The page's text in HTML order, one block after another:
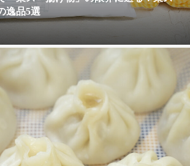
逸品5選